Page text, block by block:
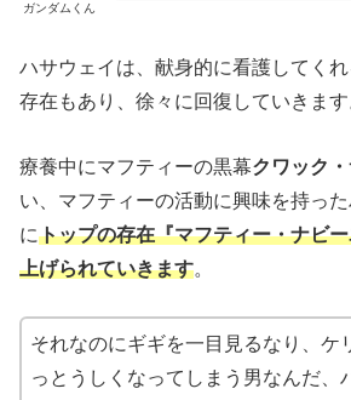
ガンダムくん
ハサウェイは、献身的に看護してくれ
存在もあり、徐々に回復していきます
療養中にマフティーの黒幕クワック
い、マフティーの活動に興味を持っ
にトップの存在『マフティー・ナビ
上げられていきます。
それなのにギギを一目見るなり、ケ
っとうしくなってしまう男なんだ、